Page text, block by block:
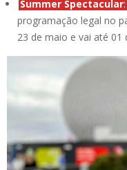
Summer Spectacular:
programação legal no
23 de maio e vai até 01